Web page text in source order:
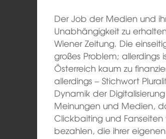
Der Job der Medien und
Unabhängigkeit zu
Wiener Zeitung. Die
großes Problem;
Österreich kaum zu
allerdings – Stichwort
Dynamik der
Meinungen und Medien,
Clickbaiting und
bezahlen, die ihrer